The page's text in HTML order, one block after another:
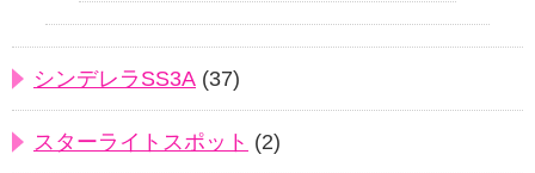
シンデレラSS3A (37)
スターライトスポット (2)